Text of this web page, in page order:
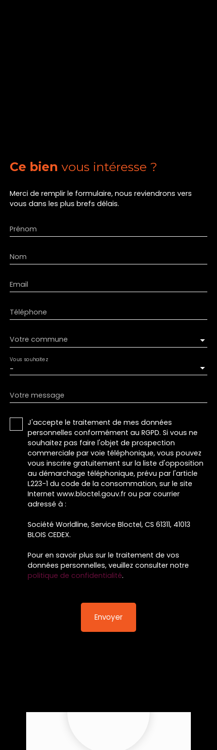
Ce bien vous intéresse ?
Merci de remplir le formulaire, nous reviendrons vers
vous dans les plus brefs délais.
Prénom
Nom
Email
Téléphone
Votre commune
-
Vous souhaitez
Votre message
J'accepte le traitement de mes données
personnelles conformément au RGPD. Si vous ne
souhaitez pas faire l'objet de prospection
commerciale par voie téléphonique, vous pouvez
vous inscrire gratuitement sur la liste d'opposition
au démarchage téléphonique, prévu par l'article
L223-1 du code de la consommation, sur le site
Internet www.bloctel.gouv.fr ou par courrier
adressé à :
Société Worldline, Service Bloctel, CS 61311, 41013
BLOIS CEDEX.
Pour en savoir plus sur le traitement de vos
données personnelles, veuillez consulter notre
politique de confidentialité.
Envoyer